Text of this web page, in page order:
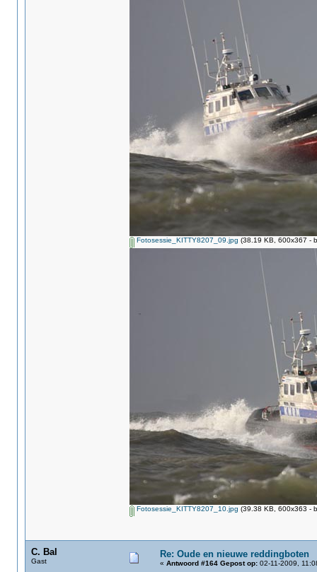
Fotosessie_KITTY8207_09.jpg (38.19 KB, 600x367 -
Fotosessie_KITTY8207_10.jpg (39.38 KB, 600x363 -
C. Bal
Gast
Re: Oude en nieuwe reddingboten
« Antwoord #164 Gepost op: 02-11-2009,